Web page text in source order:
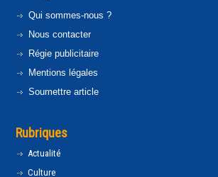
Qui sommes-nous ?
Nous contacter
Régie publicitaire
Mentions légales
Soumettre article
Rubriques
Actualité
Culture